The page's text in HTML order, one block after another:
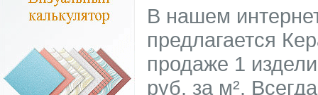
В нашем
предлагается
продаже 1
руб. за м².